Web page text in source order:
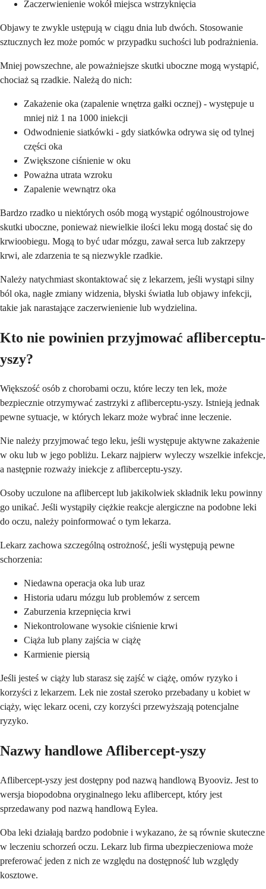
Zaczerwienienie wokół miejsca wstrzyknięcia
Objawy te zwykle ustępują w ciągu dnia lub dwóch. Stosowanie
sztucznych łez może pomóc w przypadku suchości lub podrażnienia.
Mniej powszechne, ale poważniejsze skutki uboczne mogą wystąpić,
chociaż są rzadkie. Należą do nich:
Zakażenie oka (zapalenie wnętrza gałki ocznej) - występuje u
mniej niż 1 na 1000 iniekcji
Odwodnienie siatkówki - gdy siatkówka odrywa się od tylnej
części oka
Zwiększone ciśnienie w oku
Poważna utrata wzroku
Zapalenie wewnątrz oka
Bardzo rzadko u niektórych osób mogą wystąpić ogólnoustrojowe
skutki uboczne, ponieważ niewielkie ilości leku mogą dostać się do
krwioobiegu. Mogą to być udar mózgu, zawał serca lub zakrzepy
krwi, ale zdarzenia te są niezwykle rzadkie.
Należy natychmiast skontaktować się z lekarzem, jeśli wystąpi silny
ból oka, nagłe zmiany widzenia, błyski światła lub objawy infekcji,
takie jak narastające zaczerwienienie lub wydzielina.
Kto nie powinien przyjmować afliberceptu-
yszy?
Większość osób z chorobami oczu, które leczy ten lek, może
bezpiecznie otrzymywać zastrzyki z afliberceptu-yszy. Istnieją jednak
pewne sytuacje, w których lekarz może wybrać inne leczenie.
Nie należy przyjmować tego leku, jeśli występuje aktywne zakażenie
w oku lub w jego pobliżu. Lekarz najpierw wyleczy wszelkie infekcje,
a następnie rozważy iniekcje z afliberceptu-yszy.
Osoby uczulone na aflibercept lub jakikolwiek składnik leku powinny
go unikać. Jeśli wystąpiły ciężkie reakcje alergiczne na podobne leki
do oczu, należy poinformować o tym lekarza.
Lekarz zachowa szczególną ostrożność, jeśli występują pewne
schorzenia:
Niedawna operacja oka lub uraz
Historia udaru mózgu lub problemów z sercem
Zaburzenia krzepnięcia krwi
Niekontrolowane wysokie ciśnienie krwi
Ciąża lub plany zajścia w ciążę
Karmienie piersią
Jeśli jesteś w ciąży lub starasz się zajść w ciążę, omów ryzyko i
korzyści z lekarzem. Lek nie został szeroko przebadany u kobiet w
ciąży, więc lekarz oceni, czy korzyści przewyższają potencjalne
ryzyko.
Nazwy handlowe Aflibercept-yszy
Aflibercept-yszy jest dostępny pod nazwą handlową Byooviz. Jest to
wersja biopodobna oryginalnego leku aflibercept, który jest
sprzedawany pod nazwą handlową Eylea.
Oba leki działają bardzo podobnie i wykazano, że są równie skuteczne
w leczeniu schorzeń oczu. Lekarz lub firma ubezpieczeniowa może
preferować jeden z nich ze względu na dostępność lub względy
kosztowe.